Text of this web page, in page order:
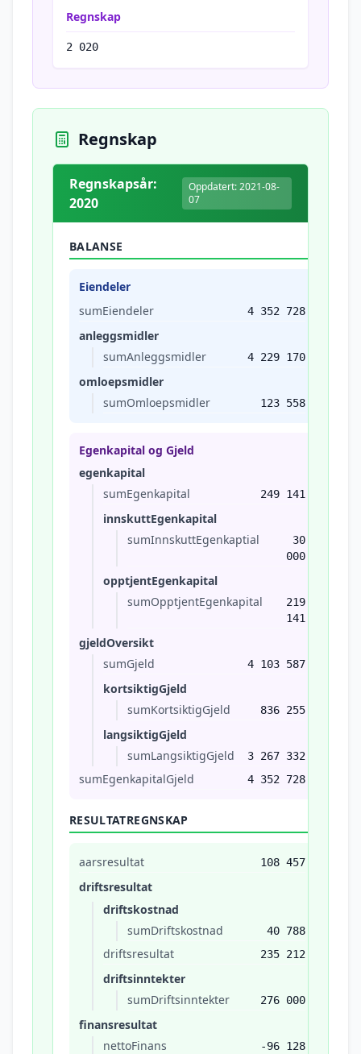
Regnskap
2 020
Regnskap
Regnskapsår:
2020
Oppdatert: 2021-08-
07
BALANSE
Eiendeler
sumEiendeler
4 352 728
anleggsmidler
sumAnleggsmidler
4 229 170
omloepsmidler
sumOmloepsmidler
123 558
Egenkapital og Gjeld
egenkapital
sumEgenkapital
249 141
innskuttEgenkapital
sumInnskuttEgenkaptial
30
000
opptjentEgenkapital
sumOpptjentEgenkapital
219
141
gjeldOversikt
sumGjeld
4 103 587
kortsiktigGjeld
sumKortsiktigGjeld
836 255
langsiktigGjeld
sumLangsiktigGjeld
3 267 332
sumEgenkapitalGjeld 4 352 728
RESULTATREGNSKAP
aarsresultat 108 457
driftsresultat
driftskostnad
sumDriftskostnad
40 788
driftsresultat 235 212
driftsinntekter
sumDriftsinntekter
276 000
finansresultat
nettoFinans
-96 128